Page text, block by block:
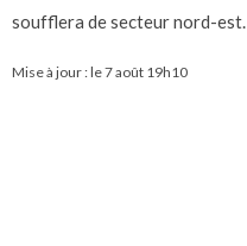
soufflera de secteur nord-est.
Mise à jour : le7 août 19h10